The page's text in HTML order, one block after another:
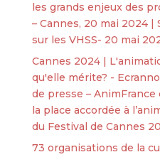
les grands enjeux des
– Cannes, 20 mai 2024 |
sur les VHSS- 20 mai
Cannes 2024 |
qu'elle mérite? -
de presse –
la place accordée à
du Festival de Cannes
73 organisations de la